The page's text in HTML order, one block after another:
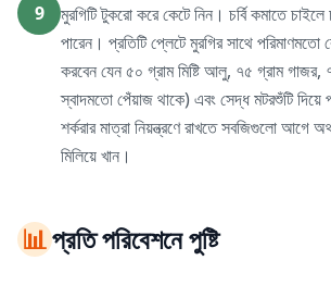
9
মুরগিটি টুকরো করে কেটে নিন। চর্বি কমাতে
পারেন। প্রতিটি প্লেটে মুরগির সাথে পরিমাণমতো
করবেন যেন ৫০ গ্রাম মিষ্টি আলু, ৭৫ গ্রাম গাজর,
স্বাদমতো পেঁয়াজ থাকে) এবং সেদ্ধ মটরশুঁটি
শর্করার মাত্রা নিয়ন্ত্রণে রাখতে সবজিগুলো আগে
মিলিয়ে খান।
📊প্রতি পরিবেশনে পুষ্টি